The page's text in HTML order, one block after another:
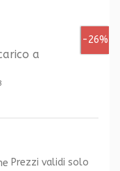
-26%
a
Prezzi validi solo